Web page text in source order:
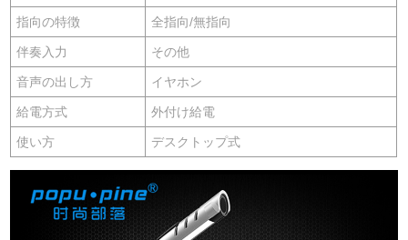
指向の特徴 全指向/無指向
伴奏入力 その他
音声の出し方 イヤホン
給電方式 外付け給電
使い方 デスクトップ式